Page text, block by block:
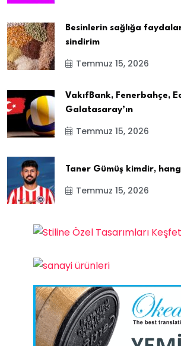
Besinlerin sağlığa
sindirim
Temmuz 15, 2026
VakıfBank, Fenerbahçe,
Galatasaray’ın
Temmuz 15, 2026
Taner Gümüş kimdir,
Temmuz 15, 2026